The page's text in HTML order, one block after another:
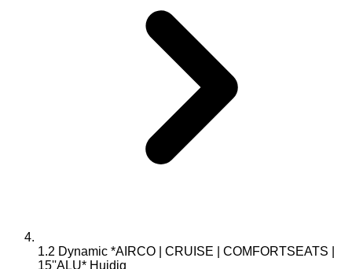
1.2 Dynamic *AIRCO | CRUISE | COMFORTSEATS |
15''ALU* Huidig